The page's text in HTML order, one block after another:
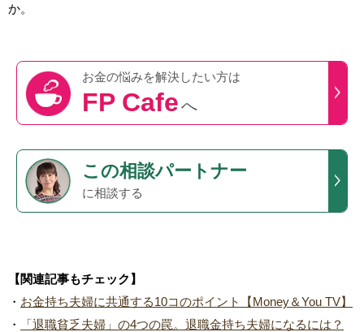
か。
お金の悩みを解決したい方は
FP Cafeへ
この相談パートナー
に相談する
【関連記事もチェック】
・ お金持ち夫婦に共通する10コのポイント【Money＆You TV】
・
「退職貧乏夫婦」の4つの罠。退職金持ち夫婦になるには？